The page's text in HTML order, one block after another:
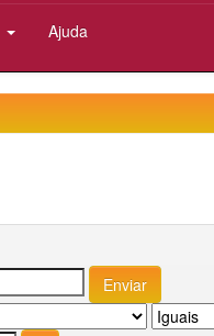
Ajuda